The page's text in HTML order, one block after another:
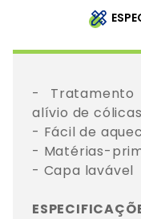
- Tratamento
alívio de
- Fácil de
- Matérias-
- Capa lavável